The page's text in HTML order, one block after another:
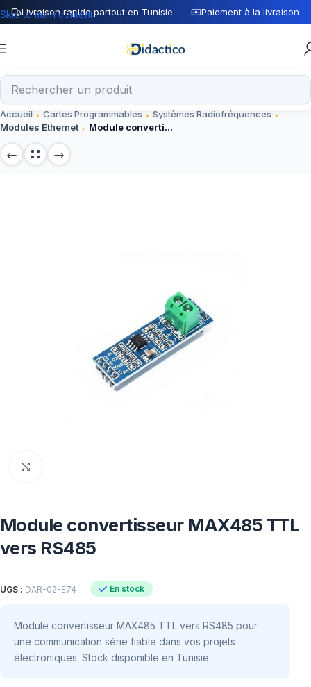
Livraison rapide partout en Tunisie Paiement à la livraison
Skip to main content
Accueil Cartes Programmables
Systèmes Radiofréquences
Modules Ethernet
Module convertisseur MAX485 TTL vers RS485
Module convertisseur MAX485 TTL
vers RS485
UGS : DAR-02-E74 En stock
Module convertisseur MAX485 TTL vers RS485 pour
une communication série fiable dans vos projets
électroniques. Stock disponible en Tunisie.